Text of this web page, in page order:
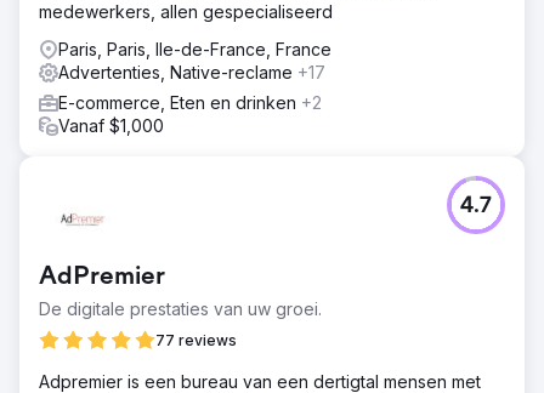
medewerkers, allen gespecialiseerd
Paris, Paris, Ile-de-France, France
Advertenties, Native-reclame +17
E-commerce, Eten en drinken +2
Vanaf $1,000
AdPremier
De digitale prestaties van uw groei.
77 reviews
4.7
Adpremier is een bureau van een dertigtal mensen met